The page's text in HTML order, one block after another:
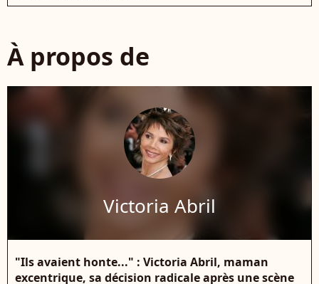
À propos de
Victoria Abril
"Ils avaient honte..." : Victoria Abril, maman
excentrique, sa décision radicale après une scène